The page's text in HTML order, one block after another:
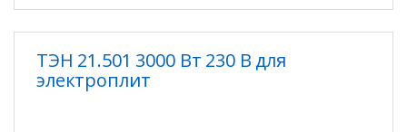
ТЭН 21.501 3000 Вт 230 В для
электроплит